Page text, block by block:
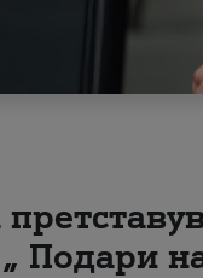
Подари